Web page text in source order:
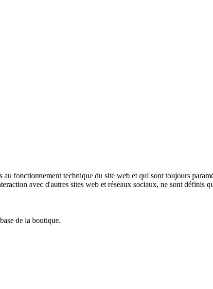
au fonctionnement technique du site web et qui sont toujours
avec d'autres sites web et réseaux sociaux, ne sont définis
de la boutique.